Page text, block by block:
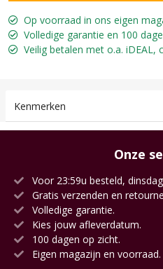
Op voorraad in ons eigen
Volledige garantie en 100
Veilig betalen met o.a. iDEAL,
Kenmerken
Onze
Voor 23:59u besteld,
Gratis verzenden en
Volledige garantie.
Kies jouw afleverdatum.
100 dagen op zicht.
Eigen magazijn en voorraad.